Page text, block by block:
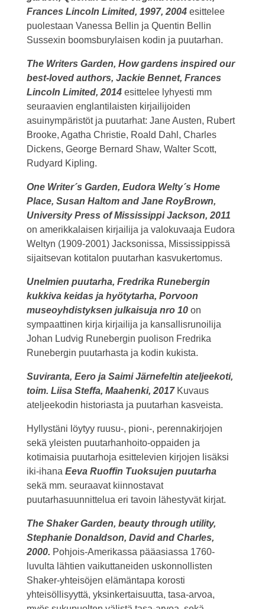
Frances Lincoln Limited, 1997, 2004 esittelee
puolestaan Vanessa Bellin ja Quentin Bellin
Sussexin boomsburylaisen kodin ja puutarhan.
The Writers Garden, How gardens inspired our
best-loved authors, Jackie Bennet, Frances
Lincoln Limited, 2014 esittelee lyhyesti mm
seuraavien englantilaisten kirjailijoiden
asuinympäristöt ja puutarhat: Jane Austen, Rubert
Brooke, Agatha Christie, Roald Dahl, Charles
Dickens, George Bernard Shaw, Walter Scott,
Rudyard Kipling.
One Writer´s Garden, Eudora Welty´s Home
Place, Susan Haltom and Jane RoyBrown,
University Press of Mississippi Jackson, 2011
on amerikkalaisen kirjailija ja valokuvaaja Eudora
Weltyn (1909-2001) Jacksonissa, Mississippissä
sijaitsevan kotitalon puutarhan kasvukertomus.
Unelmien puutarha, Fredrika Runebergin
kukkiva keidas ja hyötytarha, Porvoon
museoyhdistyksen julkaisuja nro 10 on
sympaattinen kirja kirjailija ja kansallisrunoilija
Johan Ludvig Runebergin puolison Fredrika
Runebergin puutarhasta ja kodin kukista.
Suviranta, Eero ja Saimi Järnefeltin ateljeekoti,
toim. Liisa Steffa, Maahenki, 2017 Kuvaus
ateljeekodin historiasta ja puutarhan kasveista.
Hyllystäni löytyy ruusu-, pioni-, perennakirjojen
sekä yleisten puutarhanhoito-oppaiden ja
kotimaisia puutarhoja esittelevien kirjojen lisäksi
iki-ihana Eeva Ruoffin Tuoksujen puutarha
sekä mm. seuraavat kiinnostavat
puutarhasuunnittelua eri tavoin lähestyvät kirjat.
The Shaker Garden, beauty through utility,
Stephanie Donaldson, David and Charles,
2000. Pohjois-Amerikassa pääasiassa 1760-
luvulta lähtien vaikuttaneiden uskonnollisten
Shaker-yhteisöjen elämäntapa korosti
yhteisöllisyyttä, yksinkertaisuutta, tasa-arvoa,